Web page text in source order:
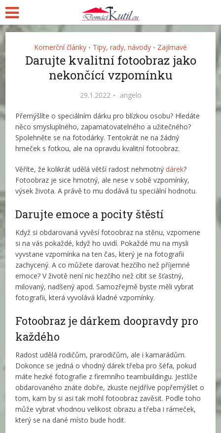
Komerční články • Tipy, rady, návody • Zajímavé
Darujte kvalitní fotoobraz jako
nekončící vzpomínku
29.1.2022 angelo
Přemýšlíte o speciálním dárku pro blízkou osobu? Hledáte
něco smysluplného, zapamatovatelného a užitečného?
Spolehněte se na fotodárky. Tentokrát ne na žádný
hrneček s fotkou, ale na opravdu kvalitní fotoobraz.
Věříte, že kolikrát udělá větší radost nehmotnýdárek?
Fotoobraz je sice hmotný, ale nese v sobě vzpomínky,
výsek života. A právě to mu dodává tu speciální hodnotu.
Darujte emoce a pocity štěstí
Když si obdarovaná vyvěsí fotoobraz na stěnu, vzpomene
si na vás pokaždé, když ho uvidí. Pokaždé mu na mysli
vyvstane vzpomínka na ten čas, který je na fotografii
zachycený. A co můžete darovat hezčího než příjemné
emoce? V životě není nic hezčího než cítit se šťastný,
milovaný, nadšený apod. Samozřejmě byste měli vybrat
fotografii, která vyvolává kladné vzpomínky.
Fotoobraz je dárkem doopravdy pro
každého
Radost udělá rodičům, prarodičům, ale i kamarádům.
Dokonce se jedná o vhodný dárek třeba pro šéfa, pokud
máte hezké fotografie z firemního teambuildingu. Jestliže
obdarovaného znáte dobře, zkuste nejdříve popřemýšlet o
tom, kam by si asi tak mohl fotoobraz zavěsit. Podle toho
může vybrat vhodnou velikost obrazu a třeba i rámeček,
který se na dané místo bude hodit.